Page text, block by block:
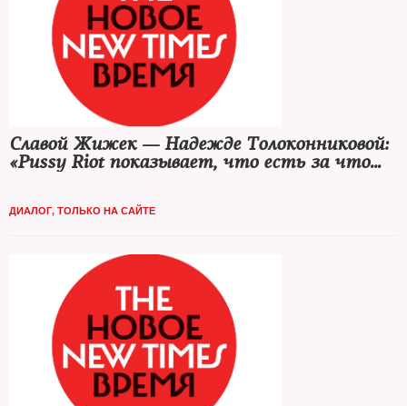
Славой Жижек — Надежде Толоконниковой:
«Pussy Riot показывает, что есть за что
ДИАЛОГ, ТОЛЬКО НА САЙТЕ